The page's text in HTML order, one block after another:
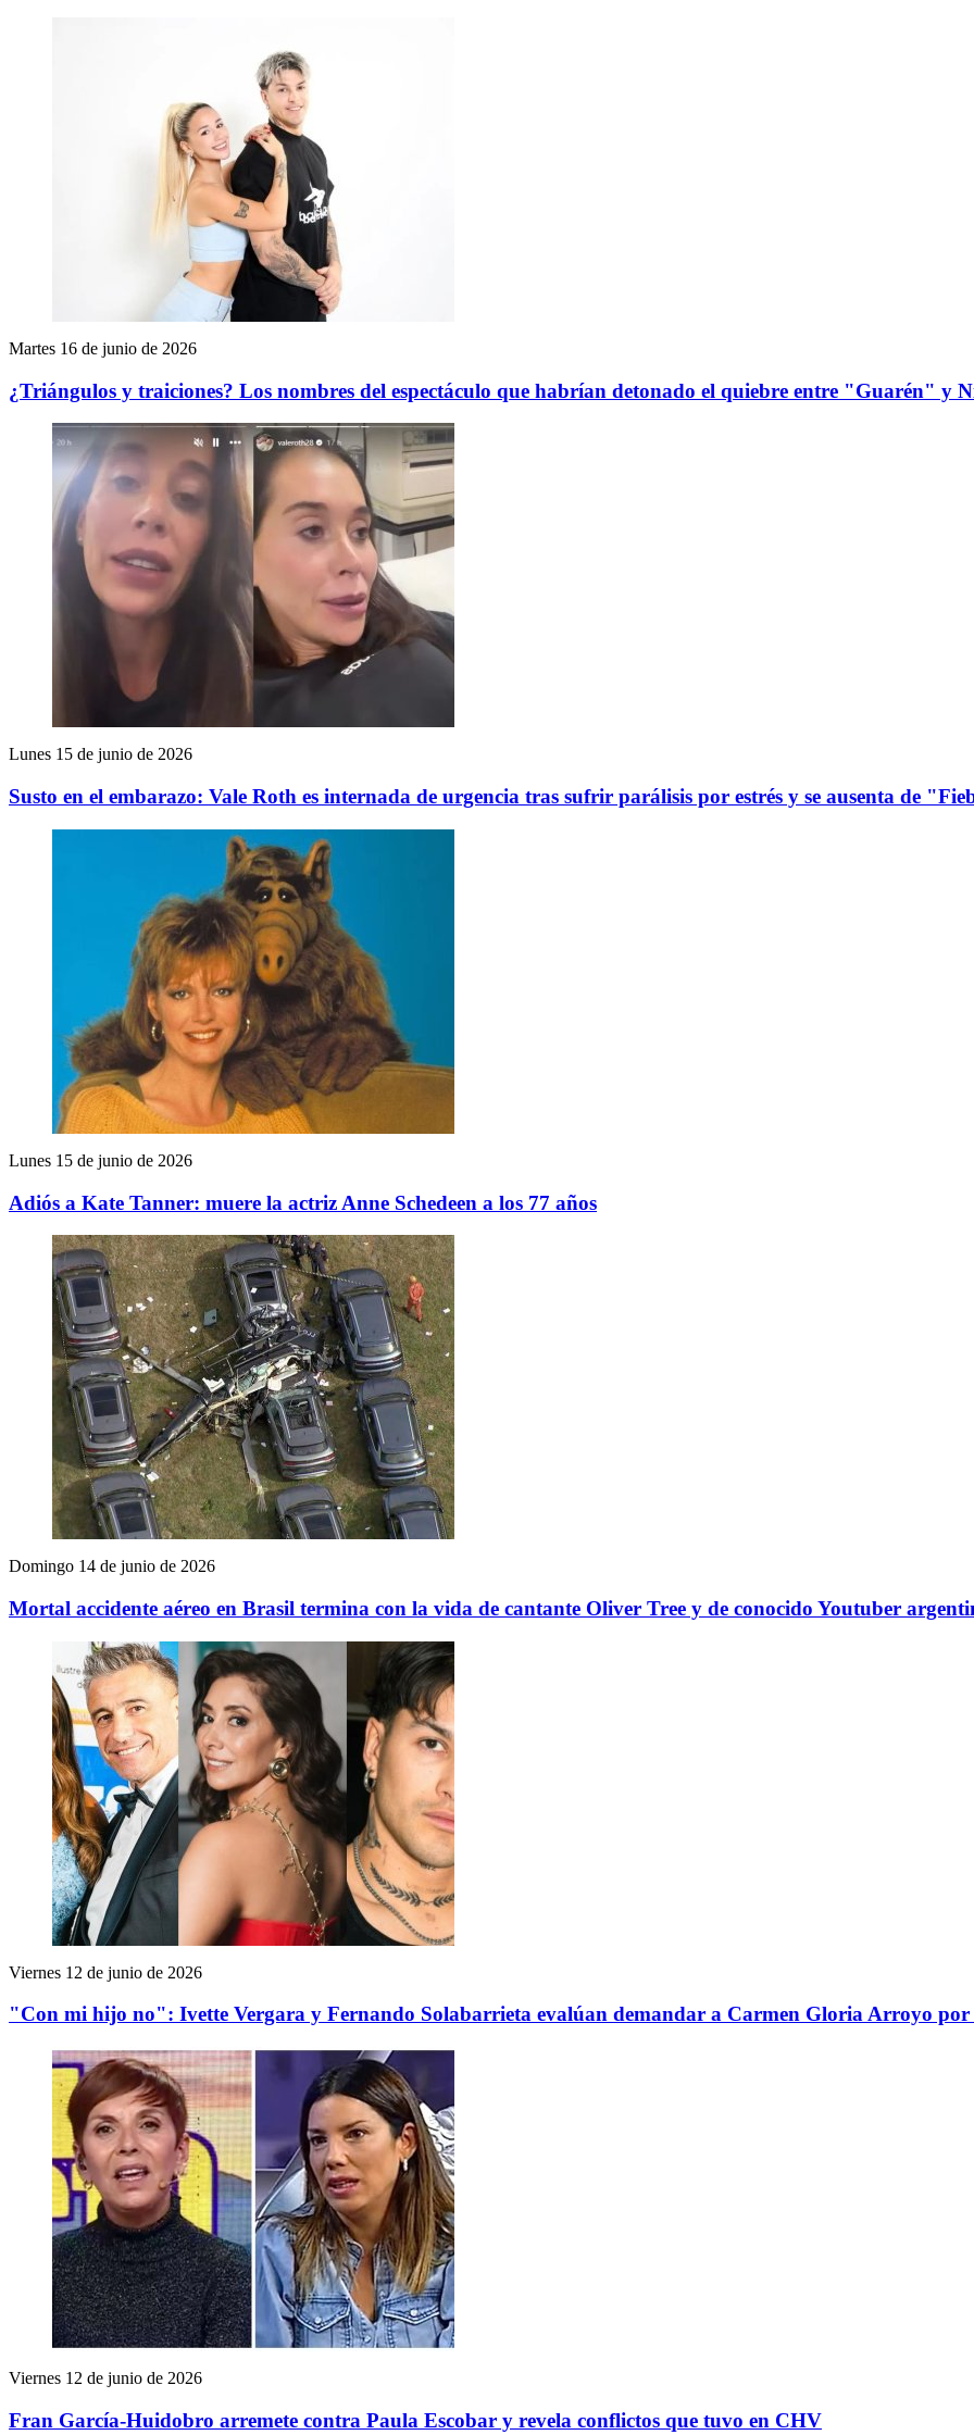
Martes 16 de junio de 2026
¿Triángulos y traiciones? Los nombres del espectáculo que habrían detonado el quiebre entre "Guarén" y
Lunes 15 de junio de 2026
Susto en el embarazo: Vale Roth es internada de urgencia tras sufrir parálisis por estrés y se ausenta de
Lunes 15 de junio de 2026
Adiós a Kate Tanner: muere la actriz Anne Schedeen a los 77 años
Domingo 14 de junio de 2026
Mortal accidente aéreo en Brasil termina con la vida de cantante Oliver Tree y de conocido Youtuber
Viernes 12 de junio de 2026
"Con mi hijo no": Ivette Vergara y Fernando Solabarrieta evalúan demandar a Carmen Gloria Arroyo por
Viernes 12 de junio de 2026
Fran García-Huidobro arremete contra Paula Escobar y revela conflictos que tuvo en CHV